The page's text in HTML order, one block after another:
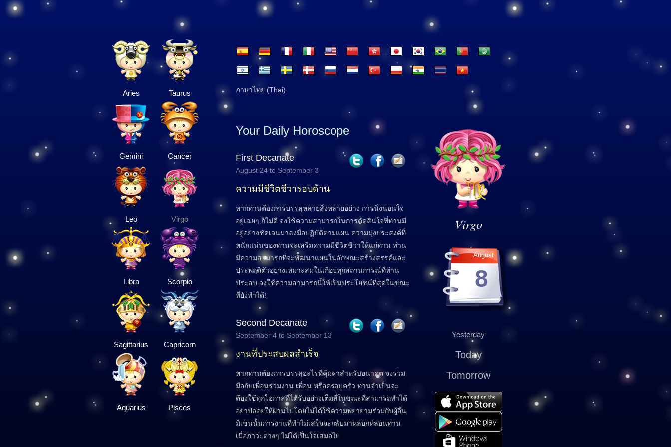
Aries Taurus
Gemini Cancer
Leo Virgo
Libra Scorpio
Sagittarius Capricorn
Aquarius Pisces
ภาษาไทย (Thai)
Virgo
August
8
Yesterday
Today
Tomorrow
Your Daily Horoscope
First Decanate
August 24 to September 3
ความมีชีวิตชีวารอบด้าน
หากท่านต้องการบรรลุหลายสิ่งหลายอย่าง การนิ่งนอนใจ
อยู่เฉยๆ ก็ไม่ดี จงใช้ความสามารถในการตัดสินใจที่ท่านมี
อยู่อย่างชัดเจนมาลงมือปฏิบัติตามแผน ความมุ่งประสงค์ที่
หนักแน่นของท่านจะเสริมความมีชีวิตชีวาให้แก่ท่าน ท่าน
มีความสามารถที่จะพัฒนาแผนในลักษณะสร้างสรรค์และ
ประพฤติตัวอย่างเหมาะสมในเกือบทุกสถานการณ์ที่ท่าน
ประสบ จงใช้ความสามารถนี้ให้เป็นประโยชน์ที่สุดในขณะ
ที่ยังทำได้!
Second Decanate
September 4 to September 13
งานที่ประสบผลสำเร็จ
หากท่านต้องการบรรลุอะไรที่คุ้มค่าสำหรับอนาคต จงร่วม
มือกับเพื่อนร่วมงาน เพื่อน หรือครอบครัว ท่านจำเป็นจะ
ต้องใช้ทุกโอกาสที่ได้รับอย่างเต็มที่ในขณะที่สามารถทำได้
อย่าปล่อยให้ผ่านไปโดยไม่ได้ใช้ความพยายามร่วมกับผู้อื่น
มิเช่นนั้นการงานที่ทำไม่เสร็จจะกลับมาหลอกหลอนท่าน
เมื่อภาวะต่างๆ ไม่ได้เป็นใจเสมอไป